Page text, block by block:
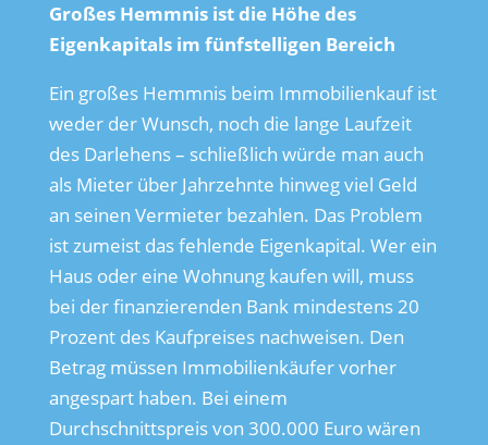
Großes Hemmnis ist die Höhe des
Eigenkapitals im fünfstelligen Bereich
Ein großes Hemmnis beim Immobilienkauf ist
weder der Wunsch, noch die lange Laufzeit
des Darlehens – schließlich würde man auch
als Mieter über Jahrzehnte hinweg viel Geld
an seinen Vermieter bezahlen. Das Problem
ist zumeist das fehlende Eigenkapital. Wer ein
Haus oder eine Wohnung kaufen will, muss
bei der finanzierenden Bank mindestens 20
Prozent des Kaufpreises nachweisen. Den
Betrag müssen Immobilienkäufer vorher
angespart haben. Bei einem
Durchschnittspreis von 300.000 Euro wären